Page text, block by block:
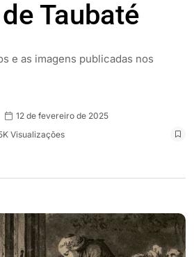
Taubaté
e as imagens publicadas nos
12 de fevereiro de 2025
Visualizações